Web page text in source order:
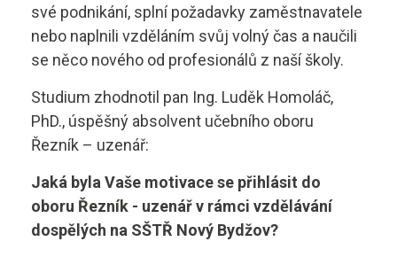
Skupina B96
Skupina C
Skupina C+E
Skupina T
Skupina L17
Kurz po zadržení ŘP
Virtuální prohlídka
své podnikání, splní požadavky zaměstnavatele
nebo naplnili vzděláním svůj volný čas a naučili
se něco nového od profesionálů z naší školy.
Studium zhodnotil pan Ing. Luděk Homoláč,
PhD., úspěšný absolvent učebního oboru
Řezník – uzenář:
Jaká byla Vaše motivace se přihlásit do
oboru Řezník - uzenář v rámci vzdělávání
dospělých na SŠTŘ Nový Bydžov?